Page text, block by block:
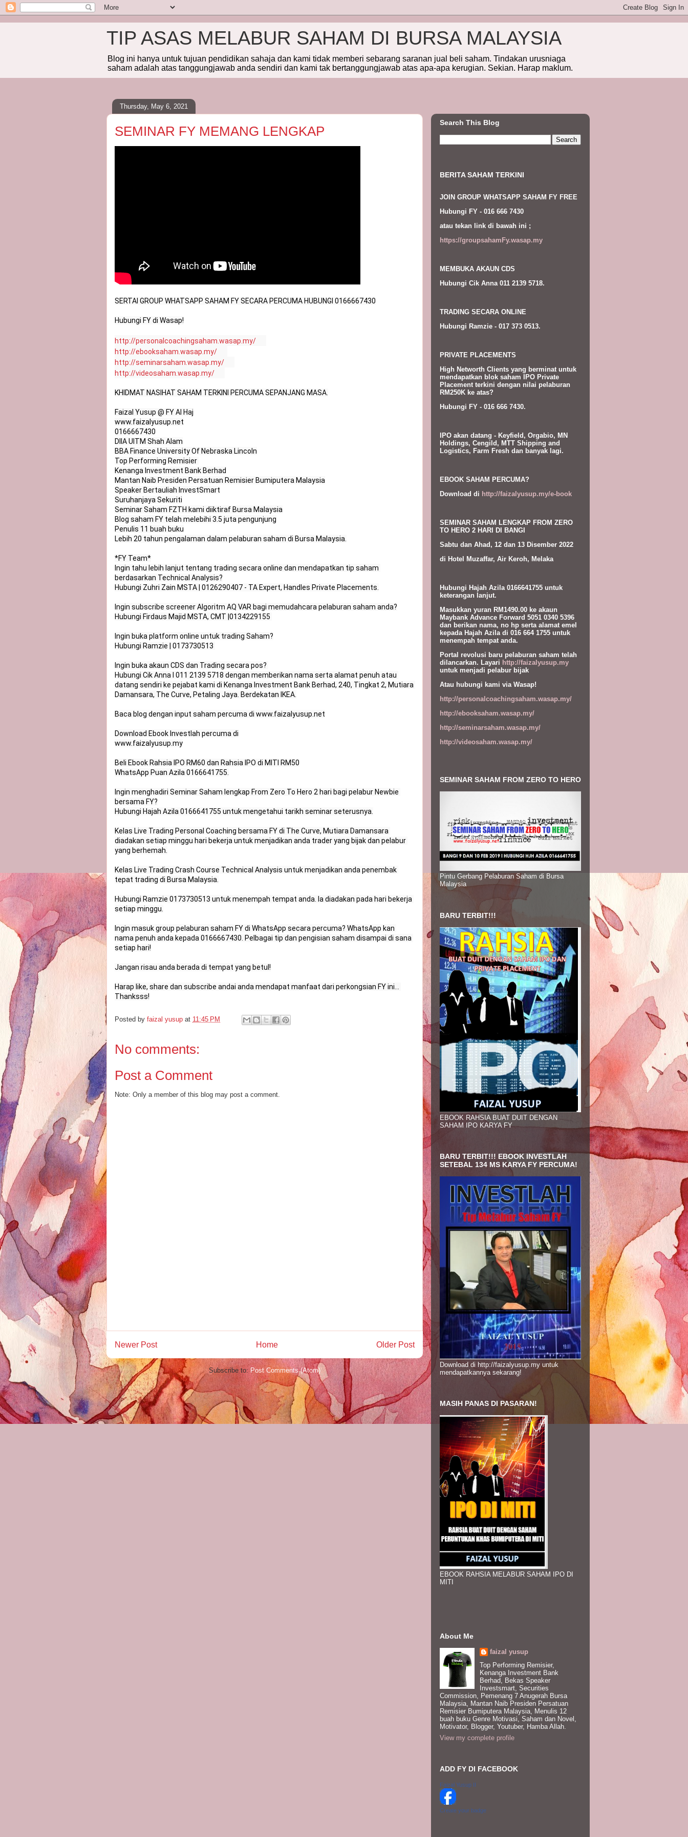
TIP ASAS MELABUR SAHAM DI BURSA MALAYSIA
Blog ini hanya untuk tujuan pendidikan sahaja dan kami tidak memberi sebarang saranan jual beli saham. Tindakan urusniaga
saham adalah atas tanggungjawab anda sendiri dan kami tak bertanggungjawab atas apa-apa kerugian. Sekian. Harap maklum.
Thursday, May 6, 2021
SEMINAR FY MEMANG LENGKAP
SERTAI GROUP WHATSAPP SAHAM FY SECARA PERCUMA HUBUNGI 0166667430
Hubungi FY di Wasap!
http://personalcoachingsaham.wasap.my/
http://ebooksaham.wasap.my/
http://seminarsaham.wasap.my/
http://videosaham.wasap.my/
KHIDMAT NASIHAT SAHAM TERKINI PERCUMA SEPANJANG MASA.
Faizal Yusup @ FY Al Haj
www.faizalyusup.net
0166667430
DIIA UITM Shah Alam
BBA Finance University Of Nebraska Lincoln
Top Performing Remisier
Kenanga Investment Bank Berhad
Mantan Naib Presiden Persatuan Remisier Bumiputera Malaysia
Speaker Bertauliah InvestSmart
Suruhanjaya Sekuriti
Seminar Saham FZTH kami diiktiraf Bursa Malaysia
Blog saham FY telah melebihi 3.5 juta pengunjung
Penulis 11 buah buku
Lebih 20 tahun pengalaman dalam pelaburan saham di Bursa Malaysia.
*FY Team*
Ingin tahu lebih lanjut tentang trading secara online dan mendapatkan tip saham
berdasarkan Technical Analysis?
Hubungi Zuhri Zain MSTA | 0126290407 - TA Expert, Handles Private Placements.
Ingin subscribe screener Algoritm AQ VAR bagi memudahcara pelaburan saham anda?
Hubungi Firdaus Majid MSTA, CMT |0134229155
Ingin buka platform online untuk trading Saham?
Hubungi Ramzie | 0173730513
Ingin buka akaun CDS dan Trading secara pos?
Hubungi Cik Anna l 011 2139 5718 dengan memberikan nama serta alamat penuh atau
datang sendiri ke pejabat kami di Kenanga Investment Bank Berhad, 240, Tingkat 2, Mutiara
Damansara, The Curve, Petaling Jaya. Berdekatan IKEA.
Baca blog dengan input saham percuma di www.faizalyusup.net
Download Ebook Investlah percuma di
www.faizalyusup.my
Beli Ebook Rahsia IPO RM60 dan Rahsia IPO di MITI RM50
WhatsApp Puan Azila 0166641755.
Ingin menghadiri Seminar Saham lengkap From Zero To Hero 2 hari bagi pelabur Newbie
bersama FY?
Hubungi Hajah Azila 0166641755 untuk mengetahui tarikh seminar seterusnya.
Kelas Live Trading Personal Coaching bersama FY di The Curve, Mutiara Damansara
diadakan setiap minggu hari bekerja untuk menjadikan anda trader yang bijak dan pelabur
yang berhemah.
Kelas Live Trading Crash Course Technical Analysis untuk menjadikan anda penembak
tepat trading di Bursa Malaysia.
Hubungi Ramzie 0173730513 untuk menempah tempat anda. Ia diadakan pada hari bekerja
setiap minggu.
Ingin masuk group pelaburan saham FY di WhatsApp secara percuma? WhatsApp kan
nama penuh anda kepada 0166667430. Pelbagai tip dan pengisian saham disampai di sana
setiap hari!
Jangan risau anda berada di tempat yang betul!
Harap like, share dan subscribe andai anda mendapat manfaat dari perkongsian FY ini...
Thanksss!
Posted by faizal yusup at 11:45 PM
No comments:
Post a Comment
Note: Only a member of this blog may post a comment.
Newer Post Older Post
Home
Subscribe to: Post Comments (Atom)
Search This Blog
BERITA SAHAM TERKINI
JOIN GROUP WHATSAPP SAHAM FY FREE
Hubungi FY - 016 666 7430
atau tekan link di bawah ini ;
https://groupsahamFy.wasap.my
MEMBUKA AKAUN CDS
Hubungi Cik Anna 011 2139 5718.
TRADING SECARA ONLINE
Hubungi Ramzie - 017 373 0513.
PRIVATE PLACEMENTS
High Networth Clients yang berminat untuk
mendapatkan blok saham IPO Private
Placement terkini dengan nilai pelaburan
RM250K ke atas?
Hubungi FY - 016 666 7430.
IPO akan datang - Keyfield, Orgabio, MN
Holdings, Cengild, MTT Shipping and
Logistics, Farm Fresh dan banyak lagi.
EBOOK SAHAM PERCUMA?
Download di http://faizalyusup.my/e-book
SEMINAR SAHAM LENGKAP FROM ZERO
TO HERO 2 HARI DI BANGI
Sabtu dan Ahad, 12 dan 13 Disember 2022
di Hotel Muzaffar, Air Keroh, Melaka
Hubungi Hajah Azila 0166641755 untuk
keterangan lanjut.
Masukkan yuran RM1490.00 ke akaun
Maybank Advance Forward 5051 0340 5396
dan berikan nama, no hp serta alamat emel
kepada Hajah Azila di 016 664 1755 untuk
menempah tempat anda.
Portal revolusi baru pelaburan saham telah
dilancarkan. Layari http://faizalyusup.my
untuk menjadi pelabur bijak
Atau hubungi kami via Wasap!
http://personalcoachingsaham.wasap.my/
http://ebooksaham.wasap.my/
http://seminarsaham.wasap.my/
http://videosaham.wasap.my/
SEMINAR SAHAM FROM ZERO TO HERO
Pintu Gerbang Pelaburan Saham di Bursa
Malaysia
BARU TERBIT!!!
EBOOK RAHSIA BUAT DUIT DENGAN
SAHAM IPO KARYA FY
BARU TERBIT!!! EBOOK INVESTLAH
SETEBAL 134 MS KARYA FY PERCUMA!
Download di http://faizalyusup.my untuk
mendapatkannya sekarang!
MASIH PANAS DI PASARAN!
EBOOK RAHSIA MELABUR SAHAM IPO DI
MITI
About Me
faizal yusup
Top Performing Remisier,
Kenanga Investment Bank
Berhad, Bekas Speaker
Investsmart, Securities
Commission, Pemenang 7 Anugerah Bursa
Malaysia, Mantan Naib Presiden Persatuan
Remisier Bumiputera Malaysia, Menulis 12
buah buku Genre Motivasi, Saham dan Novel,
Motivator, Blogger, Youtuber, Hamba Allah.
View my complete profile
ADD FY DI FACEBOOK
Faizal Yusup II
Create your badge